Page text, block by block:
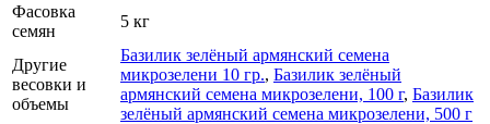
Фасовка
семян
5 кг
Другие
весовки и
объемы
Базилик зелёный армянский семена
микрозелени 10 гр., Базилик зелёный
армянский семена микрозелени, 100 г, Базилик
зелёный армянский семена микрозелени, 500 г